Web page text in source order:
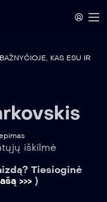
, KAS ESU IR
iškilmė
Tiesioginė
>>>)